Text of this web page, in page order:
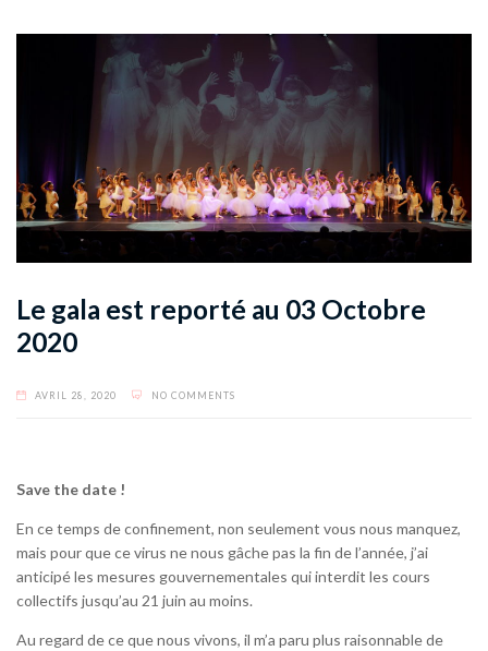
Le gala est reporté au 03 Octobre
2020
AVRIL 28, 2020 NO COMMENTS
Save the date !
En ce temps de confinement, non seulement vous nous manquez,
mais pour que ce virus ne nous gâche pas la fin de l’année, j’ai
anticipé les mesures gouvernementales qui interdit les cours
collectifs jusqu’au 21 juin au moins.
Au regard de ce que nous vivons, il m’a paru plus raisonnable de